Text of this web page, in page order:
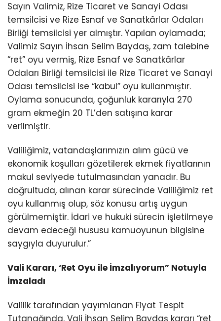
Sayın Valimiz, Rize Ticaret ve Sanayi Odası
temsilcisi ve Rize Esnaf ve Sanatkârlar Odaları
Birliği temsilcisi yer almıştır. Yapılan oylamada;
Valimiz Sayın İhsan Selim Baydaş, zam talebine
“ret” oyu vermiş, Rize Esnaf ve Sanatkârlar
Odaları Birliği temsilcisi ile Rize Ticaret ve Sanayi
Odası temsilcisi ise “kabul” oyu kullanmıştır.
Oylama sonucunda, çoğunluk kararıyla 270
gram ekmeğin 20 TL’den satışına karar
verilmiştir.
Valiliğimiz, vatandaşlarımızın alım gücü ve
ekonomik koşulları gözetilerek ekmek fiyatlarının
makul seviyede tutulmasından yanadır. Bu
doğrultuda, alınan karar sürecinde Valiliğimiz ret
oyu kullanmış olup, söz konusu artış uygun
görülmemiştir. İdari ve hukuki sürecin işletilmeye
devam edeceği hususu kamuoyunun bilgisine
saygıyla duyurulur.”
Vali Kararı, ‘Ret Oyu ile İmzalıyorum” Notuyla
İmzaladı
Valilik tarafından yayımlanan Fiyat Tespit